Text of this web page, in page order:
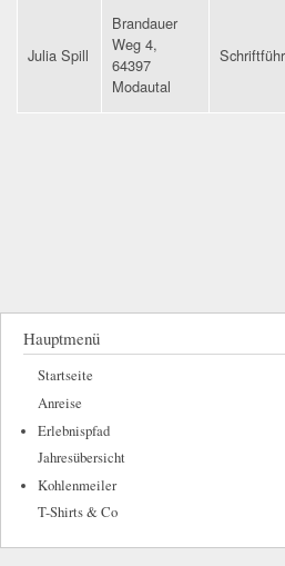
Julia Spill
Brandauer
Weg 4,
64397
Modautal
Hauptmenü
Startseite
Anreise
Erlebnispfad
Jahresübersicht
Kohlenmeiler
T-Shirts & Co